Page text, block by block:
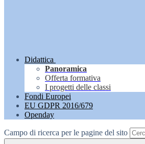
Didattica
Panoramica
Offerta formativa
I progetti delle classi
Fondi Europei
EU GDPR 2016/679
Openday
Campo di ricerca per le pagine del sito